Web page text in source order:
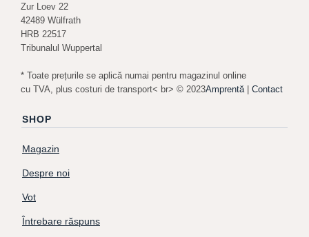
Zur Loev 22
42489 Wülfrath
HRB 22517
Tribunalul Wuppertal
* Toate prețurile se aplică numai pentru magazinul online
cu TVA, plus costuri de transport< br> © 2023Amprentă | Contact
SHOP
Magazin
Despre noi
Vot
Întrebare răspuns